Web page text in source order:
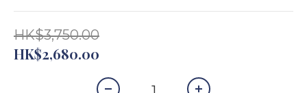
HK$3,750.00
HK$2,680.00